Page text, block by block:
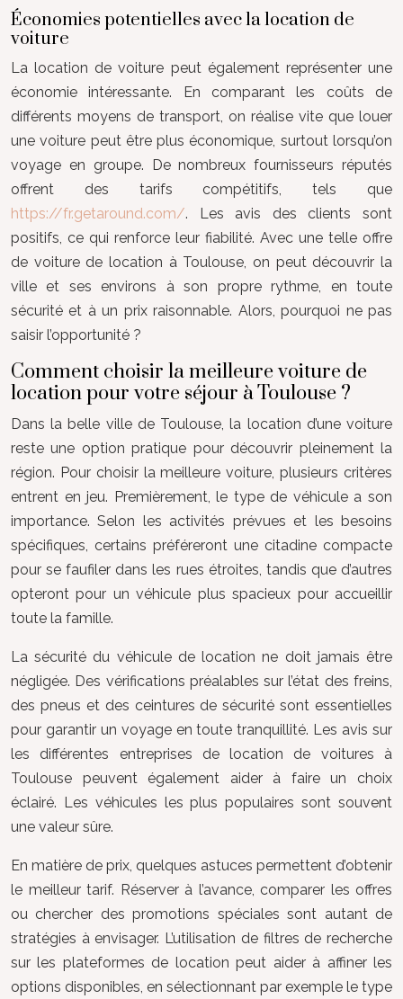
Économies potentielles avec la location de
voiture
La location de voiture peut également représenter une
économie intéressante. En comparant les coûts de
différents moyens de transport, on réalise vite que louer
une voiture peut être plus économique, surtout lorsqu’on
voyage en groupe. De nombreux fournisseurs réputés
offrent des tarifs compétitifs, tels que
https://fr.getaround.com/. Les avis des clients sont
positifs, ce qui renforce leur fiabilité. Avec une telle offre
de voiture de location à Toulouse, on peut découvrir la
ville et ses environs à son propre rythme, en toute
sécurité et à un prix raisonnable. Alors, pourquoi ne pas
saisir l’opportunité ?
Comment choisir la meilleure voiture de
location pour votre séjour à Toulouse ?
Dans la belle ville de Toulouse, la location d’une voiture
reste une option pratique pour découvrir pleinement la
région. Pour choisir la meilleure voiture, plusieurs critères
entrent en jeu. Premièrement, le type de véhicule a son
importance. Selon les activités prévues et les besoins
spécifiques, certains préféreront une citadine compacte
pour se faufiler dans les rues étroites, tandis que d’autres
opteront pour un véhicule plus spacieux pour accueillir
toute la famille.
La sécurité du véhicule de location ne doit jamais être
négligée. Des vérifications préalables sur l’état des freins,
des pneus et des ceintures de sécurité sont essentielles
pour garantir un voyage en toute tranquillité. Les avis sur
les différentes entreprises de location de voitures à
Toulouse peuvent également aider à faire un choix
éclairé. Les véhicules les plus populaires sont souvent
une valeur sûre.
En matière de prix, quelques astuces permettent d’obtenir
le meilleur tarif. Réserver à l’avance, comparer les offres
ou chercher des promotions spéciales sont autant de
stratégies à envisager. L’utilisation de filtres de recherche
sur les plateformes de location peut aider à affiner les
options disponibles, en sélectionnant par exemple le type